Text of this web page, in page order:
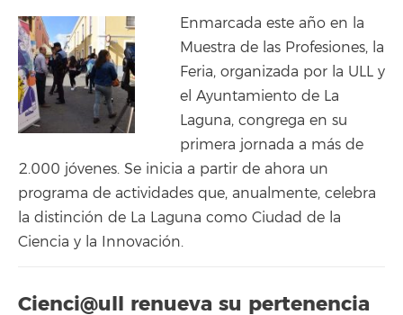
Enmarcada este año en la
Muestra de las Profesiones, la
Feria, organizada por la ULL y
el Ayuntamiento de La
Laguna, congrega en su
primera jornada a más de
2.000 jóvenes. Se inicia a partir de ahora un
programa de actividades que, anualmente, celebra
la distinción de La Laguna como Ciudad de la
Ciencia y la Innovación.
Cienci@ull renueva su pertenencia